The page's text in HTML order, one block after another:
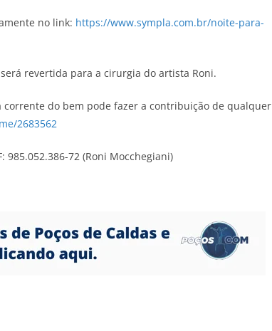
no link: https://www.sympla.com.br/noite-para-
revertida para a cirurgia do artista Roni.
do bem pode fazer a contribuição de qualquer
2683562
985.052.386-72 (Roni Mocchegiani)